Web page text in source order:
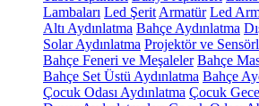
Lambaları Led Şerit Armatür Led
Altı Aydınlatma Bahçe Aydınlatma
Solar Aydınlatma Projektör ve
Bahçe Feneri ve Meşaleler Bahçe
Bahçe Set Üstü Aydınlatma Bahçe
Çocuk Odası Aydınlatma Çocuk